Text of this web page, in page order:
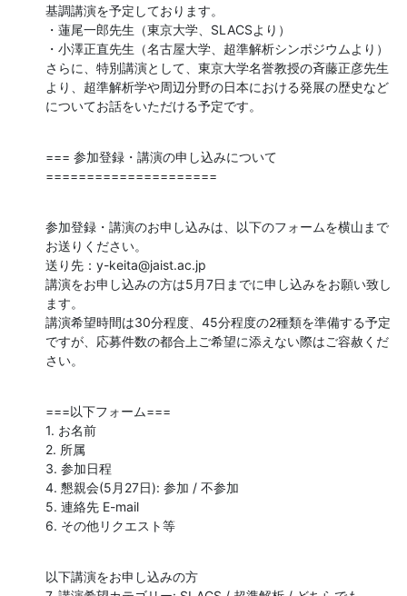
基調講演を予定しております。
・蓮尾一郎先生（東京大学、SLACSより）
・小澤正直先生（名古屋大学、超準解析シンポジウムより）
さらに、特別講演として、東京大学名誉教授の斉藤正彦先生
より、超準解析学や周辺分野の日本における発展の歴史など
についてお話をいただける予定です。
=== 参加登録・講演の申し込みについて
=====================
参加登録・講演のお申し込みは、以下のフォームを横山まで
お送りください。
送り先：y-keita@jaist.ac.jp
講演をお申し込みの方は5月7日までに申し込みをお願い致し
ます。
講演希望時間は30分程度、45分程度の2種類を準備する予定
ですが、応募件数の都合上ご希望に添えない際はご容赦くだ
さい。
===以下フォーム===
1. お名前
2. 所属
3. 参加日程
4. 懇親会(5月27日): 参加 / 不参加
5. 連絡先 E-mail
6. その他リクエスト等
以下講演をお申し込みの方